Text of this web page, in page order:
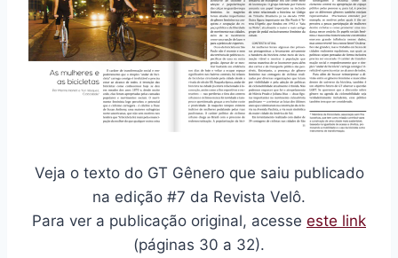
Veja o texto do GT Gênero que saiu publicado
na edição #7 da Revista Velô.
Para ver a publicação original, acesse este link
(páginas 30 a 32).